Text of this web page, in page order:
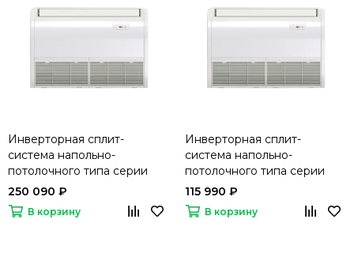
Инверторная сплит-
система напольно-
потолочного типа серии
HEAVY DC INVERTER AUV-
48UR4SC/AUW-48U6SP1
(комплект)
250 090 ₽
В корзину
Инверторная сплит-
система напольно-
потолочного типа серии
HEAVY DC INVERTER AUV-
18UR4SA2/AUW-18U4SS
(комплект)
115 990 ₽
В корзину